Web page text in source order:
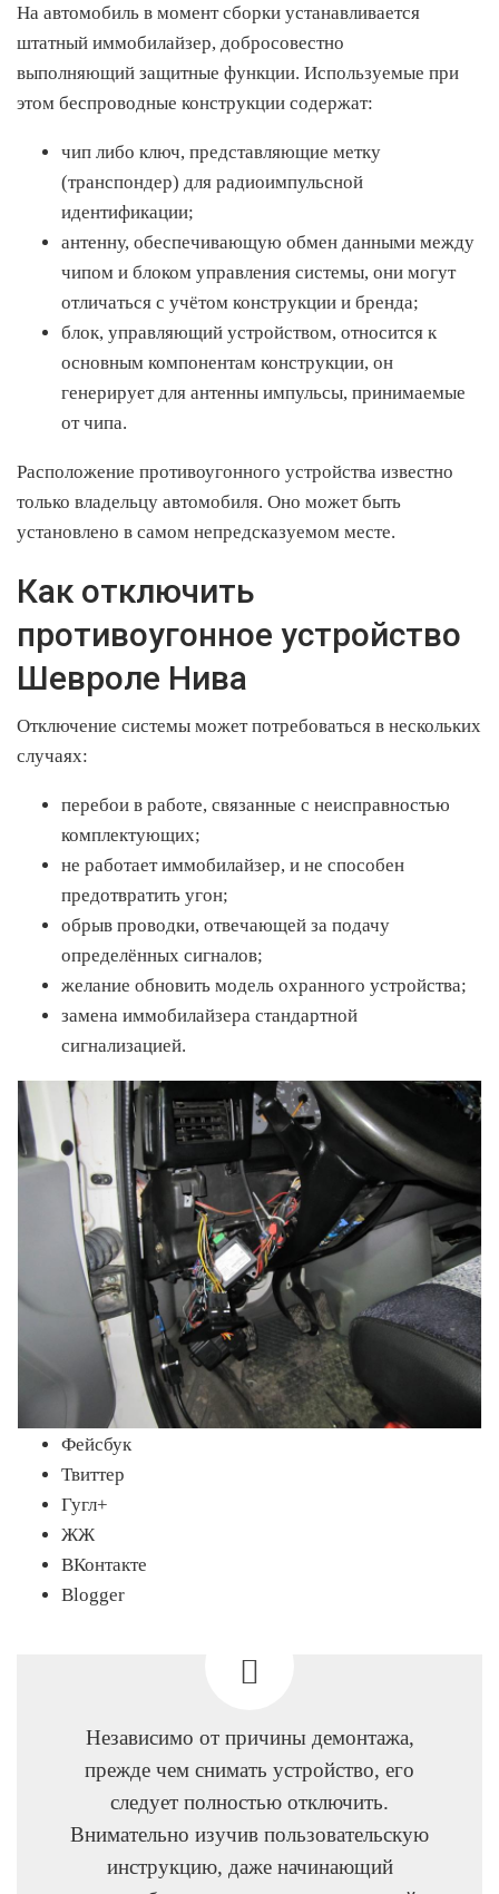
На автомобиль в момент сборки устанавливается
штатный иммобилайзер, добросовестно
выполняющий защитные функции. Используемые при
этом беспроводные конструкции содержат:
чип либо ключ, представляющие метку
(транспондер) для радиоимпульсной
идентификации;
антенну, обеспечивающую обмен данными между
чипом и блоком управления системы, они могут
отличаться с учётом конструкции и бренда;
блок, управляющий устройством, относится к
основным компонентам конструкции, он
генерирует для антенны импульсы, принимаемые
от чипа.
Расположение противоугонного устройства известно
только владельцу автомобиля. Оно может быть
установлено в самом непредсказуемом месте.
Как отключить
противоугонное устройство
Шевроле Нива
Отключение системы может потребоваться в нескольких
случаях:
перебои в работе, связанные с неисправностью
комплектующих;
не работает иммобилайзер, и не способен
предотвратить угон;
обрыв проводки, отвечающей за подачу
определённых сигналов;
желание обновить модель охранного устройства;
замена иммобилайзера стандартной
сигнализацией.
Фейсбук
Твиттер
Гугл+
ЖЖ
ВКонтакте
Blogger
Независимо от причины демонтажа,
прежде чем снимать устройство, его
следует полностью отключить.
Внимательно изучив пользовательскую
инструкцию, даже начинающий